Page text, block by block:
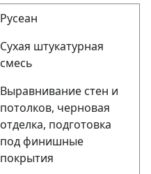
Русеан
Сухая штукатурная
смесь
Выравнивание стен и
потолков, черновая
отделка, подготовка
под финишные
покрытия